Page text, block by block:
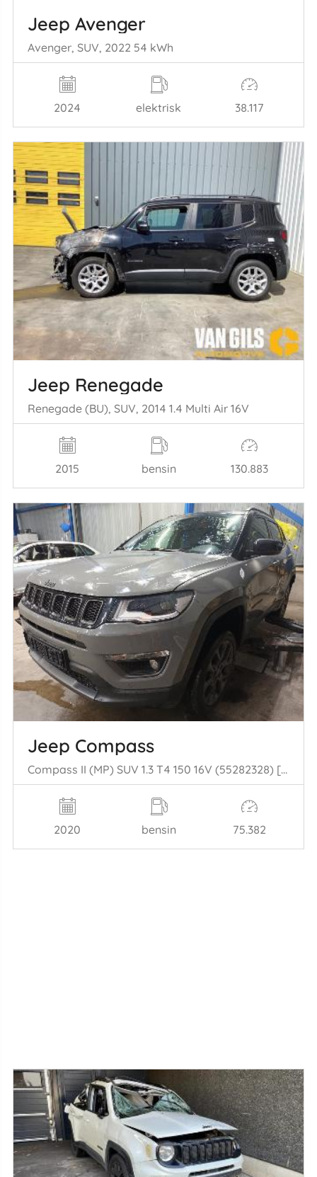
Jeep Avenger
Avenger, SUV, 2022 54 kWh
2024 elektrisk 38.117
Jeep Renegade
Renegade (BU), SUV, 2014 1.4 Multi Air 16V
2015 bensin 130.883
Jeep Compass
Compass II (MP) SUV 1.3 T4 150 16V (55282328) [110kW] (08-2020/...)
2020 bensin 75.382